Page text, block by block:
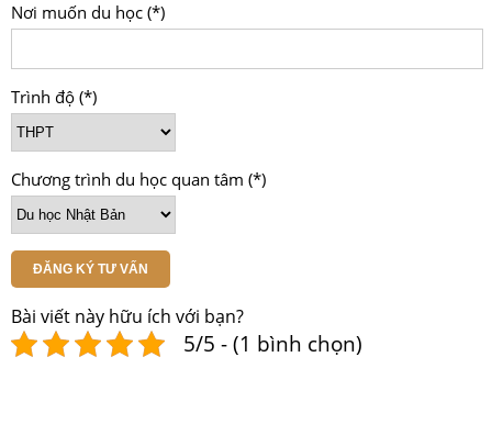
Nơi muốn du học (*)
Trình độ (*)
Chương trình du học quan tâm (*)
ĐĂNG KÝ TƯ VẤN
Bài viết này hữu ích với bạn?
5/5 - (1 bình chọn)